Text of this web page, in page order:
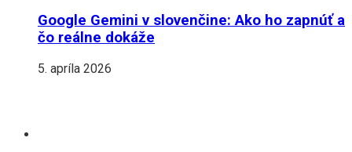
Google Gemini v slovenčine: Ako ho zapnúť a
čo reálne dokáže
5. apríla 2026